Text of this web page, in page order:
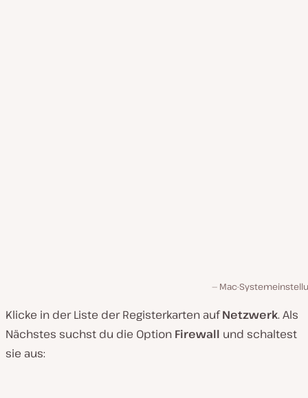
Mac-
Klicke in der Liste der Registerkarten aufNetzwerk. Als
Nächstes suchst du die Option Firewall und schaltest
sie aus: